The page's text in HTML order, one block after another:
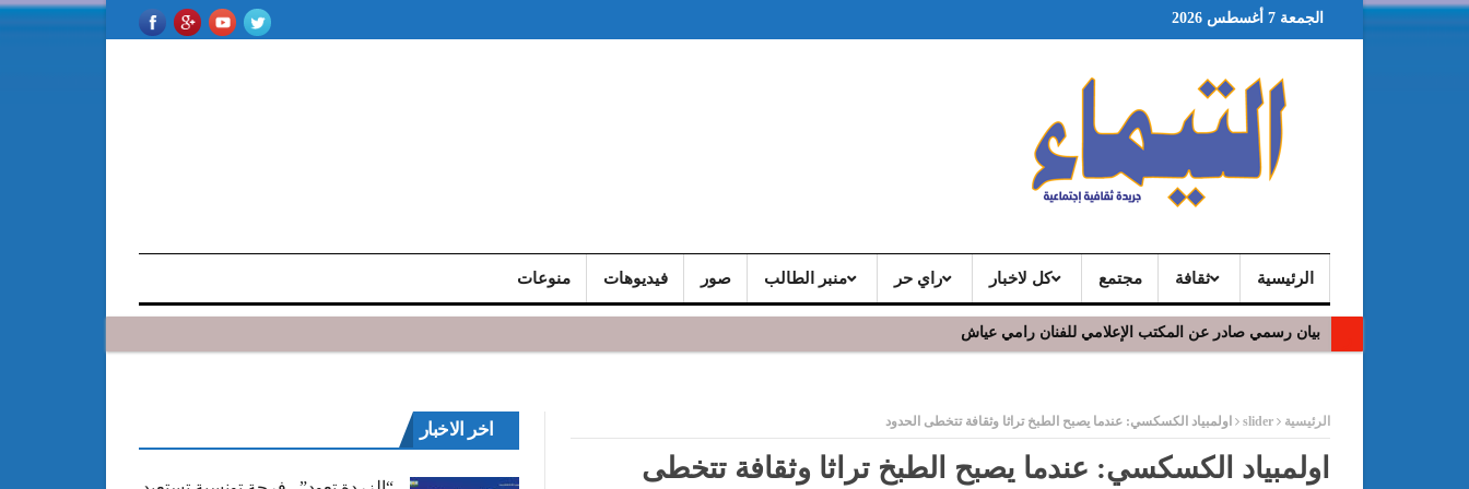
الجمعة 7 أغسطس 2026
الرئيسية ثقافة مجتمع كل لاخبار راي حر منبر الطالب صور فيديوهات منوعات
بيان رسمي صادر عن المكتب الإعلامي للفنان رامي عياش
الرئيسية slider اولمبياد الكسكسي: عندما يصبح الطبخ تراثا وثقافة تتخطى الحدود
اولمبياد الكسكسي: عندما يصبح الطبخ تراثا وثقافة تتخطى
اخر الاخبار